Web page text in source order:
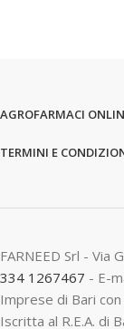
AGROFARMACI
TERMINI E
FARNEED Srl - Via
334 1267467 - E-
Imprese di Bari
Iscritta al R.E.A. di